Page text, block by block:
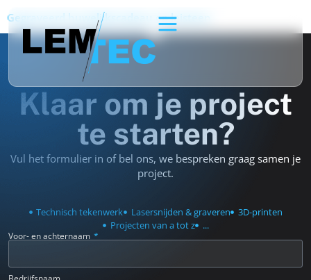
Gegraveerd huwelijkscadeau op leisteen
Klaar om je project
te starten?
Vul het formulier in of bel ons, we bespreken graag samen je
project.
Technisch tekenwerk Lasersnijden & graveren
3D-printen
Projecten van a tot z
...
Voor- en achternaam